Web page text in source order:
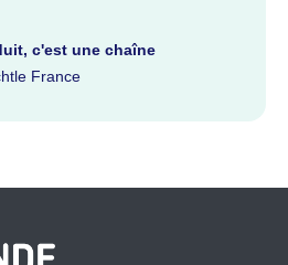
c'est une chaîne
France